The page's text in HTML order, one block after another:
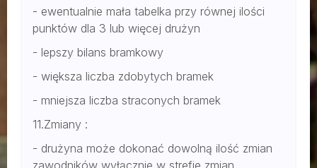
- ewentualnie mała tabelka przy równej ilości
punktów dla 3 lub więcej drużyn
- lepszy bilans bramkowy
- większa liczba zdobytych bramek
- mniejsza liczba straconych bramek
11.Zmiany :
- drużyna może dokonać dowolną ilość zmian